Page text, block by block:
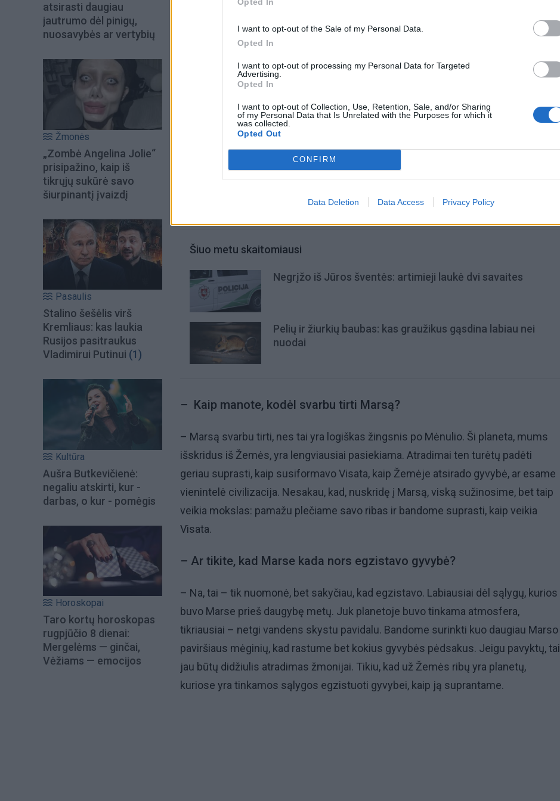
I want to opt-out of the Sale of my Personal Data.
Opted In
I want to opt-out of processing my Personal Data for Targeted
Advertising.
Opted In
I want to opt-out of Collection, Use, Retention, Sale, and/or Sharing
of my Personal Data that Is Unrelated with the Purposes for which it
was collected.
Opted Out
CONFIRM
Data Deletion Data Access Privacy Policy
atsirasti daugiau
jautrumo dėl pinigų,
nuosavybės ar vertybių
Žmonės
„Zombė Angelina Jolie“
prisipažino, kaip iš
tikrųjų sukūrė savo
šiurpinantį įvaizdį
Pasaulis
Stalino šešėlis virš
Kremliaus: kas laukia
Rusijos pasitraukus
Vladimirui Putinui (1)
Kultūra
Aušra Butkevičienė:
negaliu atskirti, kur -
darbas, o kur - pomėgis
Horoskopai
Taro kortų horoskopas
rugpjūčio 8 dienai:
Mergelėms — ginčai,
Vėžiams — emocijos
mokslininkams.
Šiuo metu skaitomiausi
Negrįžo iš Jūros šventės: artimieji laukė dvi savaites
Pelių ir žiurkių baubas: kas graužikus gąsdina labiau nei
nuodai
– Kaip manote, kodėl svarbu tirti Marsą?
– Marsą svarbu tirti, nes tai yra logiškas žingsnis po Mėnulio. Ši planeta, mums
išskridus iš Žemės, yra lengviausiai pasiekiama. Atradimai ten turėtų padėti
geriau suprasti, kaip susiformavo Visata, kaip Žemėje atsirado gyvybė, ar esame
vienintelė civilizacija. Nesakau, kad, nuskridę į Marsą, viską sužinosime, bet taip
veikia mokslas: pamažu plečiame savo ribas ir bandome suprasti, kaip veikia
Visata.
– Ar tikite, kad Marse kada nors egzistavo gyvybė?
– Na, tai – tik nuomonė, bet sakyčiau, kad egzistavo. Labiausiai dėl sąlygų, kurios
buvo Marse prieš daugybę metų. Juk planetoje buvo tinkama atmosfera,
tikriausiai – netgi vandens skystu pavidalu. Bandome surinkti kuo daugiau Marso
paviršiaus mėginių, kad rastume bet kokius gyvybės pėdsakus. Jeigu pavyktų, tai
jau būtų didžiulis atradimas žmonijai. Tikiu, kad už Žemės ribų yra planetų,
kuriose yra tinkamos sąlygos egzistuoti gyvybei, kaip ją suprantame.